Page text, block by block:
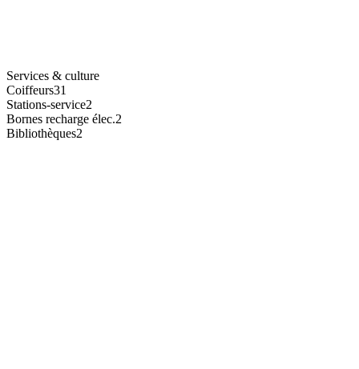
Services & culture
Coiffeurs31
Stations-service2
Bornes recharge élec.2
Bibliothèques2